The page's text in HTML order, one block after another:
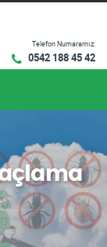
Telefon Numaramız:
0542 188 45 42